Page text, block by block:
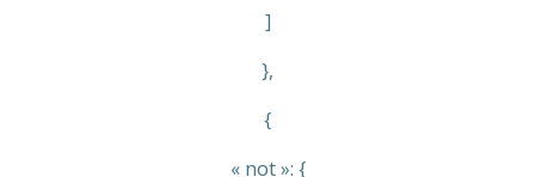
]
},
{
« not »: {